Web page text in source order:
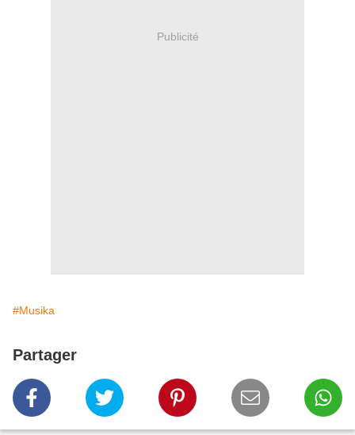
Publicité
#Musika
Partager